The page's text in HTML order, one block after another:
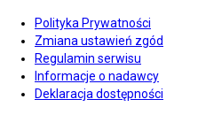
Polityka Prywatności
Zmiana ustawień zgód
Regulamin serwisu
Informacje o nadawcy
Deklaracja dostępności